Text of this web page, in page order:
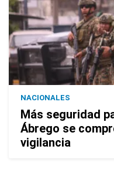
NACIONALES
Más seguridad
Ábrego se
vigilancia